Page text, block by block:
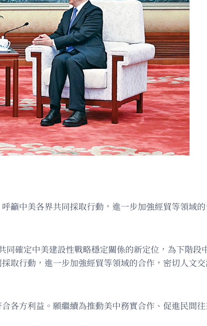
籲中美各界共同採取行動，進一步加強經貿等領域
確定中美建設性戰略穩定關係的新定位，為下階
取行動，進一步加強經貿等領域的合作，密切人文
各方利益。願繼續為推動美中務實合作、促進民間往